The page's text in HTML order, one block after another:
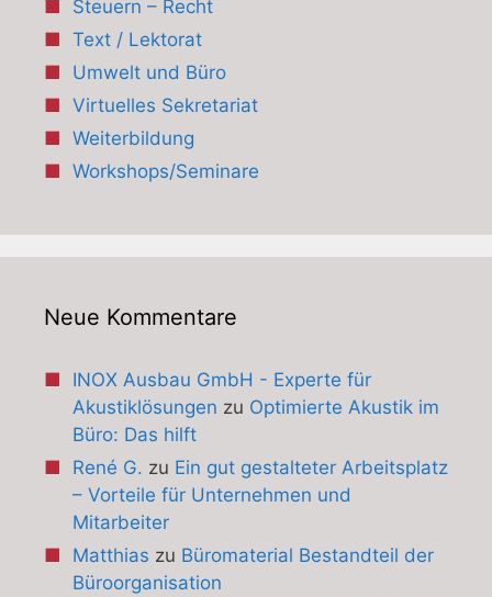
Steuern – Recht
Text / Lektorat
Umwelt und Büro
Virtuelles Sekretariat
Weiterbildung
Workshops/Seminare
Neue Kommentare
INOX Ausbau GmbH - Experte für
Akustiklösungen zu Optimierte Akustik im
Büro: Das hilft
René G. zu Ein gut gestalteter Arbeitsplatz
– Vorteile für Unternehmen und
Mitarbeiter
Matthias zu Büromaterial Bestandteil der
Büroorganisation